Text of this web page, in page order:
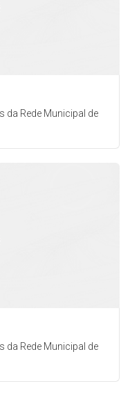
da Rede Municipal de
da Rede Municipal de